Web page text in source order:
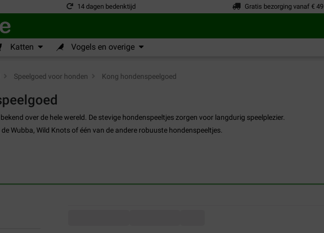
14 dagen bedenktijd Gratis bezorging vanaf € 49
Katten Vogels en overige
Speelgoed voor honden Kong hondenspeelgoed
over de hele wereld. De stevige hondenspeeltjes zorgen voor langdurig speelplezier.
Wubba, Wild Knots of één van de andere robuuste hondenspeeltjes.